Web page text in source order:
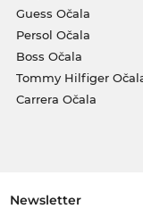
Guess Očala
Persol Očala
Boss Očala
Tommy Hilfiger
Carrera Očala
Newsletter